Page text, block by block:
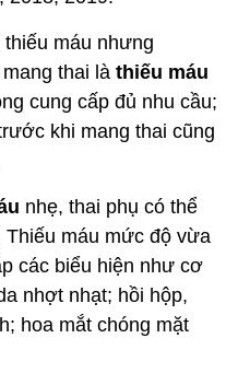
máu nhưng
thai là thiếu máu
cung cấp đủ nhu cầu;
khi mang thai cũng
nhẹ, thai phụ có thể
máu mức độ vừa
các biểu hiện như cơ
nhợt nhạt; hồi hộp,
hoa mắt chóng mặt